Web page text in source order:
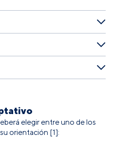
elegir entre uno de los
orientación [1]: